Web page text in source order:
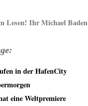
Lesen! Ihr Michael Baden
in der HafenCity
eine Weltpremiere